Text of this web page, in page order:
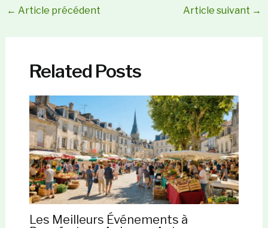
← Article précédent Article suivant →
Related Posts
Les Meilleurs Événements à